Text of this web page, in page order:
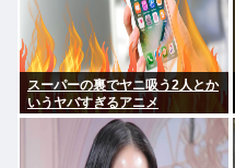
スーパーの裏でヤニ吸う2人とか
いうヤバすぎるアニメ